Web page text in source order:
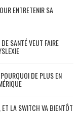
ENTRETENIR SA
SANTÉ VEUT FAIRE
DE PLUS EN
ET LA SWITCH VA BIENTÔT